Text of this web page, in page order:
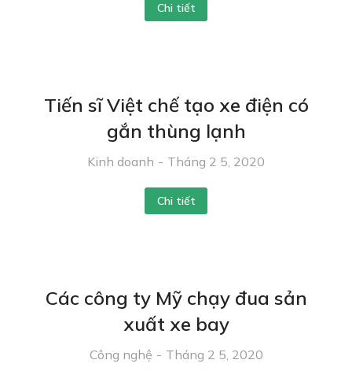
Chi tiết
Tiến sĩ Việt chế tạo xe điện có
gắn thùng lạnh
Kinh doanh Tháng 2 5, 2020
Chi tiết
Các công ty Mỹ chạy đua sản
xuất xe bay
Công nghệ Tháng 2 5, 2020